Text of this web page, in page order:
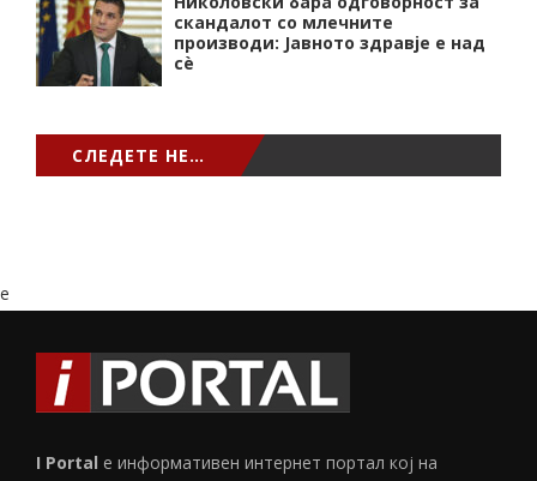
скандалот со млечните
производи: Јавното здравје е над
сѐ
СЛЕДЕТЕ НЕ…
e
I Portal е информативен интернет портал кој на